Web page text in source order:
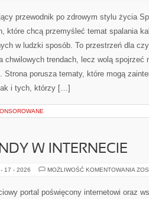
W
przewodnik po zdrowym stylu życia
które chcą przemyśleć temat spalania
w ludzki sposób. To przestrzeń dla
chwilowych trendach, lecz wolą spojrzeć
porusza tematy, które mogą
i tych, którzy […]
W INTERNECIE
17 - 2026 MOŻLIWOŚĆ KOMENTOWANIA
portal poświęcony internetowi oraz